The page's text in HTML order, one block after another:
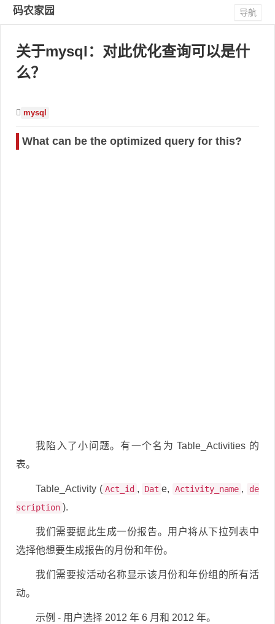
码农家园 导航
关于mysql：对此优化查询可以是什
么？
mysql
What can be the optimized query for this?
我陷入了小问题。有一个名为 Table_Activities 的
表。
Table_Activity ( Act_id , Dat e, Activity_name ,
de
scription ).
我们需要据此生成一份报告。用户将从下拉列表中
选择他想要生成报告的月份和年份。
我们需要按活动名称显示该月份和年份组的所有活
动。
示例 - 用户选择 2012 年 6 月和 2012 年。